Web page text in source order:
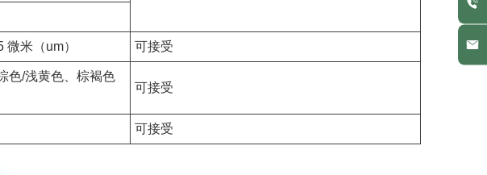
米（um） 可接受
色/浅黄色、棕褐色
可接受
可接受